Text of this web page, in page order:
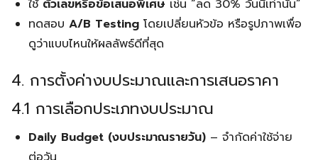
ใช้ ตัวเลขหรือข้อเสนอพิเศษ เช่น “ลด 30% วันนี้เท่านั้น”
ทดสอบ A/B Testing โดยเปลี่ยนหัวข้อ หรือรูปภาพเพื่อ
ดูว่าแบบไหนให้ผลลัพธ์ดีที่สุด
4. การตั้งค่างบประมาณและการเสนอราคา
4.1 การเลือกประเภทงบประมาณ
Daily Budget (งบประมาณรายวัน) – จำกัดค่าใช้จ่าย